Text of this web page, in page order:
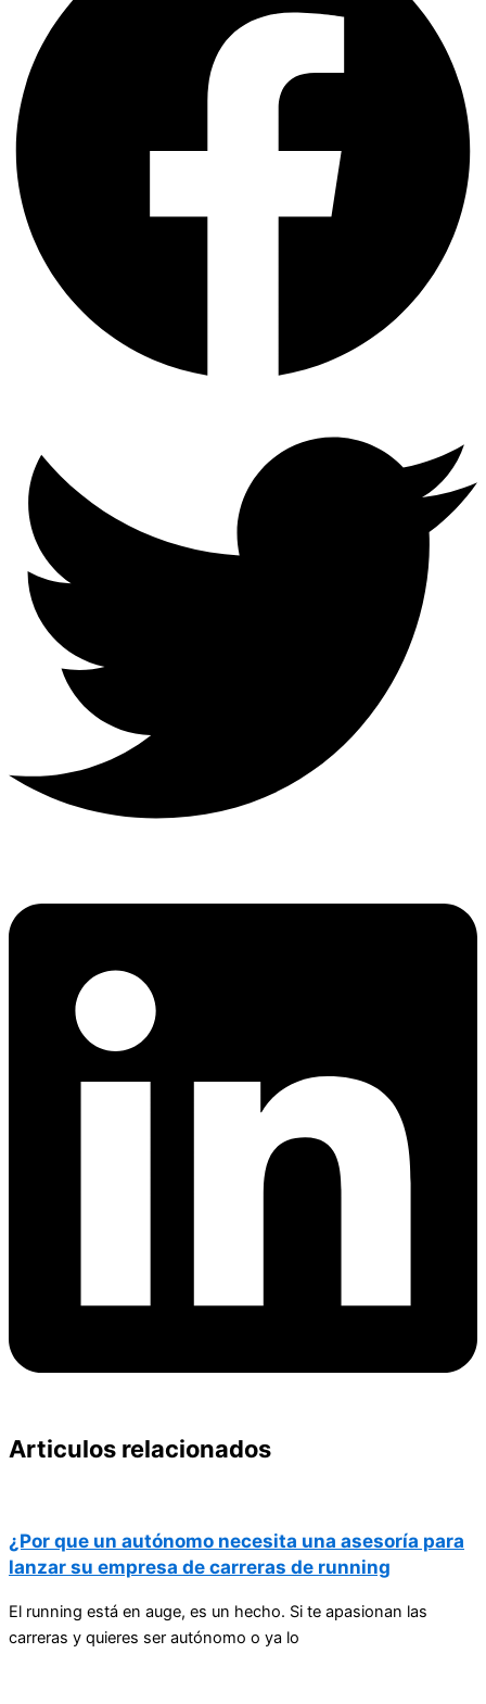
Articulos relacionados
¿Por que un autónomo necesita una asesoría para
lanzar su empresa de carreras de running
El running está en auge, es un hecho. Si te apasionan las
carreras y quieres ser autónomo o ya lo